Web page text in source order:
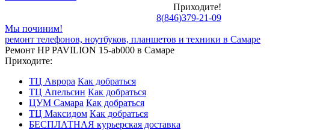
Приходите!
8(846)379-21-09
Мы починим!
ремонт телефонов, ноутбуков, планшетов и техники в Самаре
Ремонт HP PAVILION 15-ab000 в Самаре
Приходите:
ТЦ Аврора Как добраться
ТЦ Апельсин Как добраться
ЦУМ Самара Как добраться
ТЦ Максидом Как добраться
БЕСПЛАТНАЯ курьерская доставка